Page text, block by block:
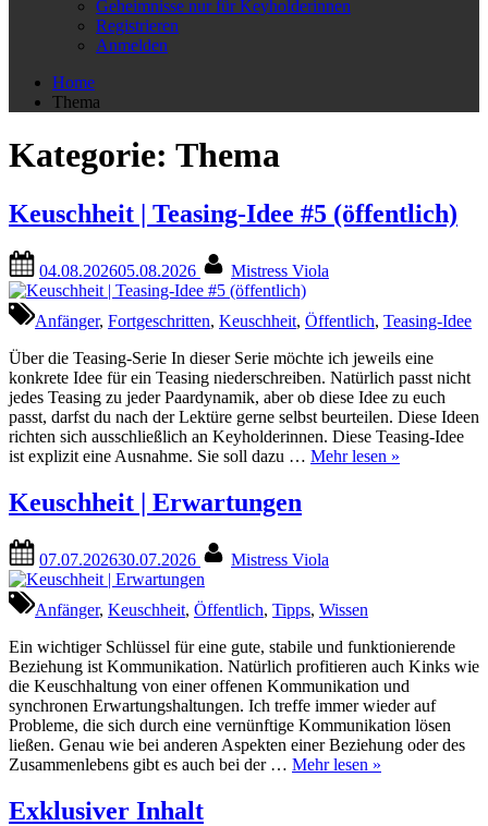
menu
Geheimnisse nur für Keyholderinnen
Registrieren
Anmelden
Home
Thema
Kategorie: Thema
Keuschheit | Teasing-Idee #5 (öffentlich)
on
04.08.202605.08.2026 Mistress Viola
Anfänger, Fortgeschritten, Keuschheit, Öffentlich, Teasing-Idee
Über die Teasing-Serie In dieser Serie möchte ich jeweils eine
konkrete Idee für ein Teasing niederschreiben. Natürlich passt nicht
jedes Teasing zu jeder Paardynamik, aber ob diese Idee zu euch
passt, darfst du nach der Lektüre gerne selbst beurteilen. Diese Ideen
richten sich ausschließlich an Keyholderinnen. Diese Teasing-Idee
ist explizit eine Ausnahme. Sie soll dazu … Mehr lesen “Keuschheit
»
Keuschheit | Erwartungen
on
07.07.202630.07.2026 Mistress Viola
Anfänger, Keuschheit, Öffentlich, Tipps, Wissen
Ein wichtiger Schlüssel für eine gute, stabile und funktionierende
Beziehung ist Kommunikation. Natürlich profitieren auch Kinks wie
die Keuschhaltung von einer offenen Kommunikation und
synchronen Erwartungshaltungen. Ich treffe immer wieder auf
Probleme, die sich durch eine vernünftige Kommunikation lösen
ließen. Genau wie bei anderen Aspekten einer Beziehung oder des
Zusammenlebens gibt es auch bei der … Mehr lesen “Keuschheit
»
Exklusiver Inhalt